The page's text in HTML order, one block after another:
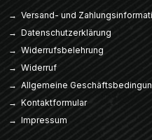
→ Versand- und
→ Datenschutzerklärung
→ Widerrufsbelehrung
→ Widerruf
→ Allgemeine
→ Kontaktformular
→ Impressum